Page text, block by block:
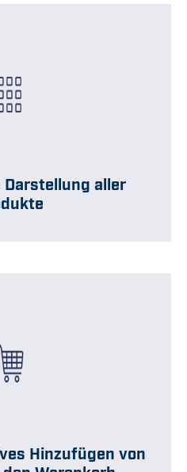
aller
Hinzufügen von